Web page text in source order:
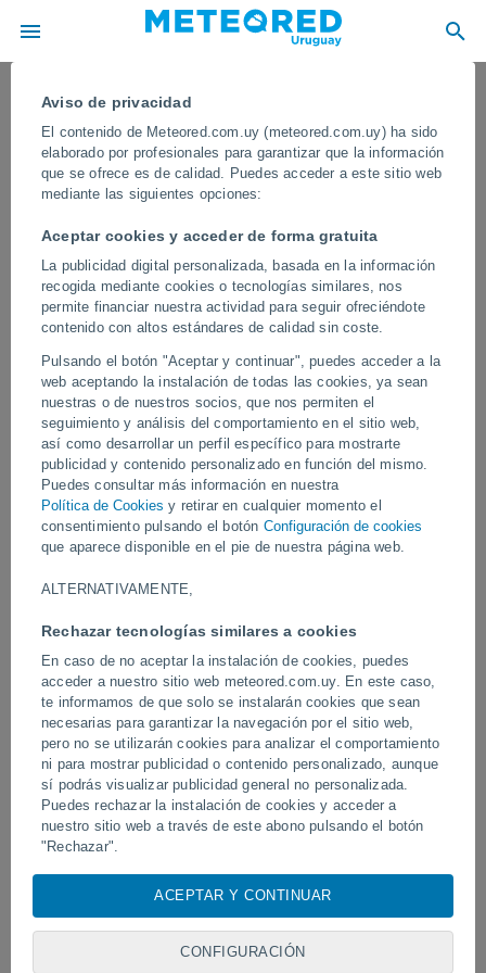
Aviso de privacidad
El contenido de Meteored.com.uy (meteored.com.uy) ha sido
elaborado por profesionales para garantizar que la información
que se ofrece es de calidad. Puedes acceder a este sitio web
mediante las siguientes opciones:
Aceptar cookies y acceder de forma gratuita
La publicidad digital personalizada, basada en la información
recogida mediante cookies o tecnologías similares, nos
permite financiar nuestra actividad para seguir ofreciéndote
contenido con altos estándares de calidad sin coste.
Pulsando el botón "Aceptar y continuar", puedes acceder a la
web aceptando la instalación de todas las cookies, ya sean
nuestras o de nuestros socios, que nos permiten el
seguimiento y análisis del comportamiento en el sitio web,
así como desarrollar un perfil específico para mostrarte
publicidad y contenido personalizado en función del mismo.
Puedes consultar más información en nuestra
Política de Cookies y retirar en cualquier momento el
consentimiento pulsando el botón Configuración de cookies
que aparece disponible en el pie de nuestra página web.
ALTERNATIVAMENTE,
Rechazar tecnologías similares a cookies
En caso de no aceptar la instalación de cookies, puedes
acceder a nuestro sitio web meteored.com.uy. En este caso,
te informamos de que solo se instalarán cookies que sean
necesarias para garantizar la navegación por el sitio web,
pero no se utilizarán cookies para analizar el comportamiento
ni para mostrar publicidad o contenido personalizado, aunque
sí podrás visualizar publicidad general no personalizada.
Puedes rechazar la instalación de cookies y acceder a
nuestro sitio web a través de este abono pulsando el botón
"Rechazar".
cookies, identificadores únicos o tecnologías similares para
almacenar, acceder y procesar datos personales como su
visita en este sitio web, las direcciones IP y los
ACEPTAR Y CONTINUAR
CONFIGURACIÓN
Un espectacular tornado provoca el
caos al sur de Ciudad Acuña, México
Los expertos están investigando si se produjo más de un tornado
en la zona, que por suerte se encuentra poco poblada allí donde
el tornado tocó tierra.
Vídeos
Tornados y lluvias torrenciales en
Pelotas, Brasil.
Un rayo impactó en un
fútbol en Narathiwat,